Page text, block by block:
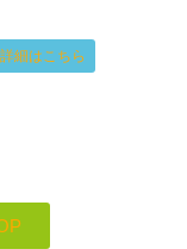
詳細はこちら